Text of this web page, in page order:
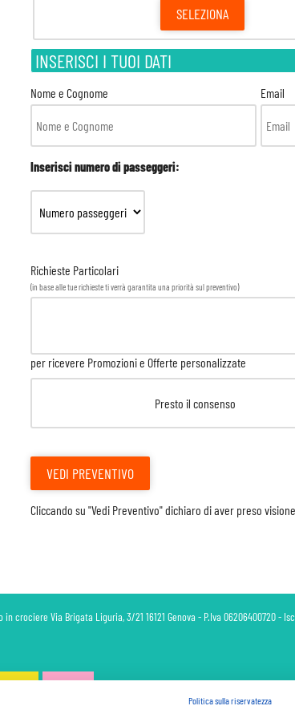
SELEZIONA
INSERISCI I TUOI DATI
Nome e Cognome Email
Inserisci numero di passeggeri:
Richieste Particolari
(in base alle tue richieste ti verrà garantita una priorità sul preventivo)
per ricevere Promozioni e Offerte personalizzate
Presto il consenso
VEDI PREVENTIVO
Cliccando su "Vedi Preventivo" dichiaro di aver preso
Via Brigata Liguria, 3/21 16121 Genova - P.Iva 06206400720 -
Politica sulla riservatezza